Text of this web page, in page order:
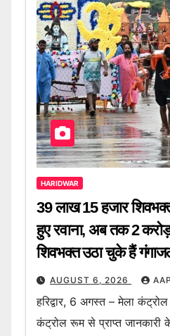
HARIDWAR
39 लाख 15 हजार
हुए रवाना, अब तक 2
शिवभक्त उठा चुके हैं
AUGUST 6, 2026
हरिद्वार, 6 अगस्त – मेला
कंट्रोल रूम से प्राप्त जानकारी